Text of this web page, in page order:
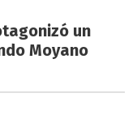
un
Moyano